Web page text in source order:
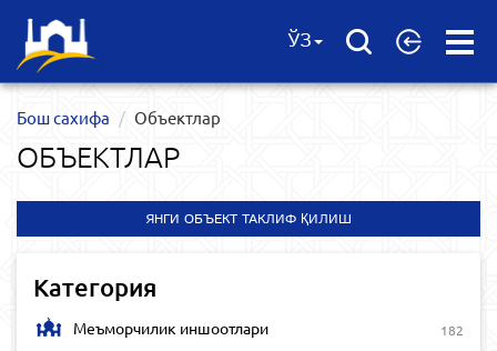
Open
ЎЗ
Бош сахифа Объектлар
ОБЪЕКТЛАР
ЯНГИ ОБЪЕКТ ТАКЛИФ ҚИЛИШ
Категория
Меъморчилик иншоотлари 182